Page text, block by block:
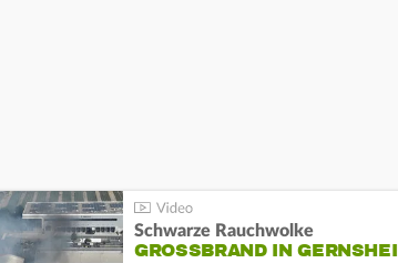
Schwarze Rauchwolke
GROSSBRAND IN GERNSHEIM